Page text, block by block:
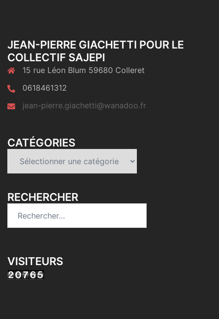
JEAN-PIERRE GIACHETTI POUR LE
COLLECTIF SAJEPI
15 rue Léon Blum 59680 Colleret
0618461312
jean-pierre.giachetti@wanadoo.fr
CATÉGORIES
RECHERCHER
VISITEURS